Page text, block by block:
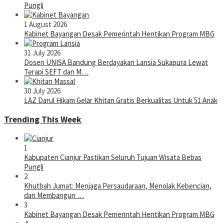
Pungli
1 August 2026
Kabinet Bayangan Desak Pemerintah Hentikan Program MBG
31 July 2026
Dosen UNISA Bandung Berdayakan Lansia Sukapura Lewat
Terapi SEFT dan M…
30 July 2026
LAZ Darul Hikam Gelar Khitan Gratis Berkualitas Untuk 51 Anak
Trending This Week
1
Kabupaten Cianjur Pastikan Seluruh Tujuan Wisata Bebas
Pungli
2
Khutbah Jumat: Menjaga Persaudaraan, Menolak Kebencian,
dan Membangun …
3
Kabinet Bayangan Desak Pemerintah Hentikan Program MBG